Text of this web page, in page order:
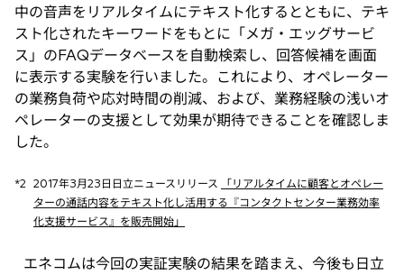
中の音声をリアルタイムにテキスト化するとともに、テキ
スト化されたキーワードをもとに「メガ・エッグサービ
ス」のFAQデータベースを自動検索し、回答候補を画面
に表示する実験を行いました。これにより、オペレーター
の業務負荷や応対時間の削減、および、業務経験の浅いオ
ペレーターの支援として効果が期待できることを確認しま
した。
*2 2017年3月23日日立ニュースリリース
「リアルタイムに顧客とオペレー
ターの通話内容をテキスト化し活用する『コンタクトセンター業務効率
化支援サービス』を販売開始」
エネコムは今回の実証実験の結果を踏まえ、今後も日立